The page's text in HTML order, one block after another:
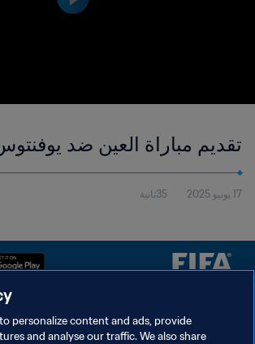
تقديم مباراة العين ضد
17 يونيو 2025 35ثانية
شروط الخدمة
personalize content and ads, provide
and analyse our traffic. We also share